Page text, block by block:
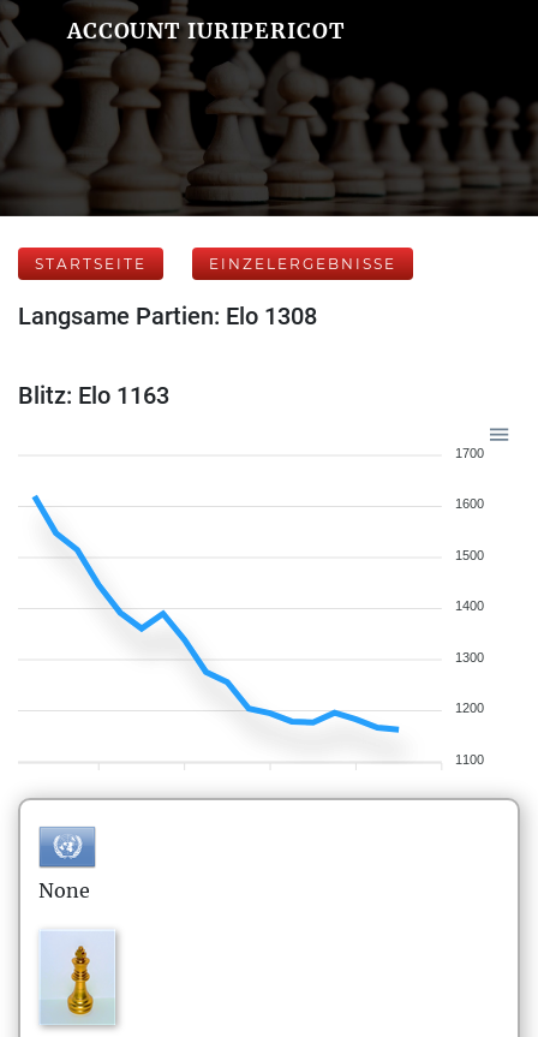
ACCOUNT IURIPERICOT
STARTSEITE EINZELERGEBNISSE
Langsame Partien: Elo 1308
Blitz: Elo 1163
1700
1600
1500
1400
1300
1200
1100
None